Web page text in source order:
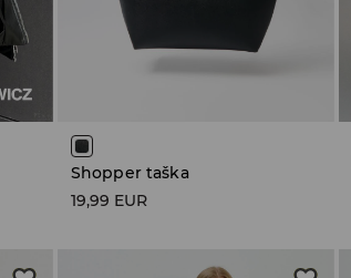
Shopper taška
19,99 EUR